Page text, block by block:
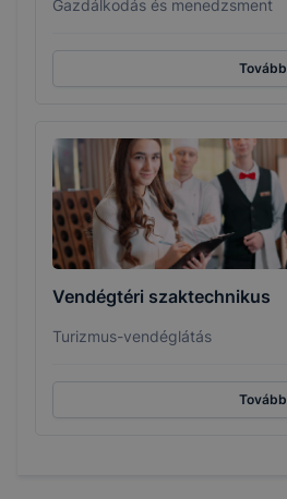
Gazdálkodás és menedzsment
Tovább
Vendégtéri szaktechnikus
Turizmus-vendéglátás
Tovább